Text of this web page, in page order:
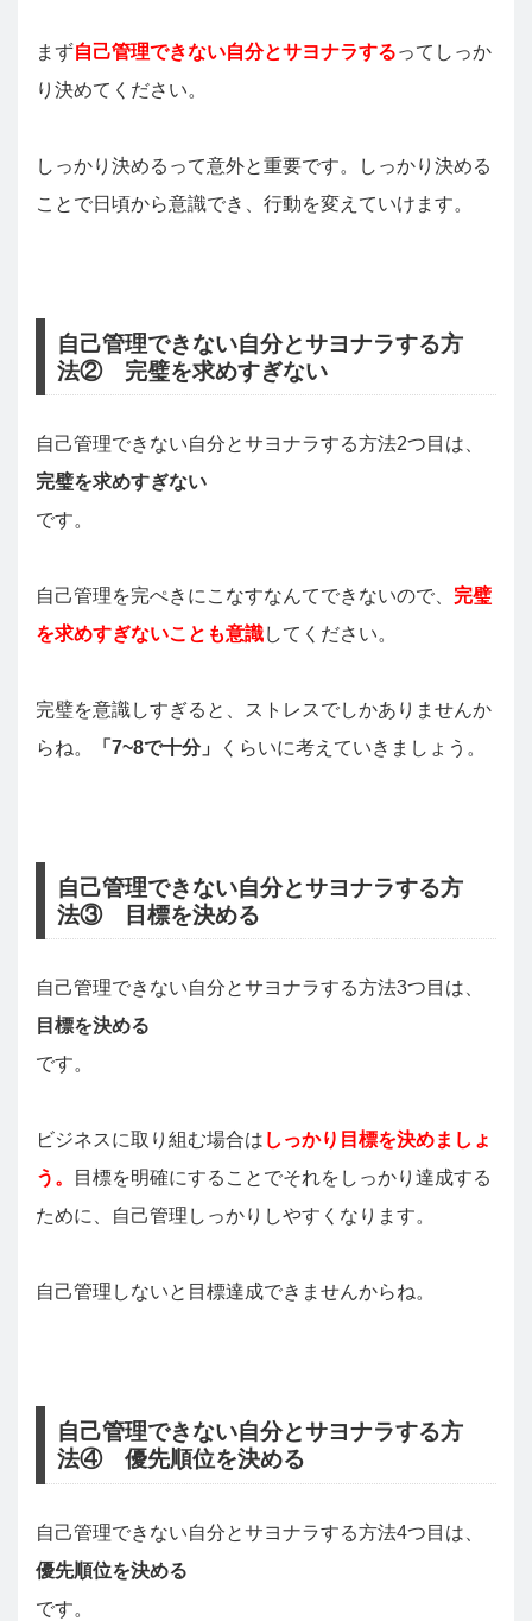
まず自己管理できない自分とサヨナラするってしっか
り決めてください。
しっかり決めるって意外と重要です。しっかり決める
ことで日頃から意識でき、行動を変えていけます。
自己管理できない自分とサヨナラする方
法② 完璧を求めすぎない
自己管理できない自分とサヨナラする方法2つ目は、
完璧を求めすぎない
です。
自己管理を完ぺきにこなすなんてできないので、 完璧
を求めすぎないことも意識してください。
完璧を意識しすぎると、ストレスでしかありませんか
らね。
「7~8で十分」 くらいに考えていきましょう。
自己管理できない自分とサヨナラする方
法③ 目標を決める
自己管理できない自分とサヨナラする方法3つ目は、
目標を決める
です。
ビジネスに取り組む場合は しっかり目標を決めましょ
う。
目標を明確にすることでそれをしっかり達成する
ために、自己管理しっかりしやすくなります。
自己管理しないと目標達成できませんからね。
自己管理できない自分とサヨナラする方
法④ 優先順位を決める
自己管理できない自分とサヨナラする方法4つ目は、
優先順位を決める
です。